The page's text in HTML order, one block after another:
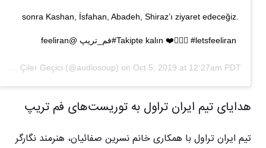
sonra Kashan, İsfahan, Abadeh, Shiraz’ı ziyaret edeceğiz.
Takipte kalın ❤️🙋🏻‍♀️ #letsfeeliran ‎#فم_تریپ @feeliran
Çiler Geçici (@audiosoup) onOct 5, 2019 at 12:27am PDT
هدایای تیم ایران تراول به توریست‌های فم تریپ
تیم ایران تراول با همکاری خانم نسرین صفائیان، هنرمند نگارگر